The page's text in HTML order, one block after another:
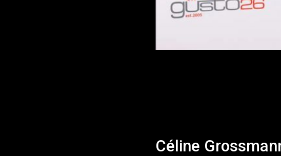
Céline